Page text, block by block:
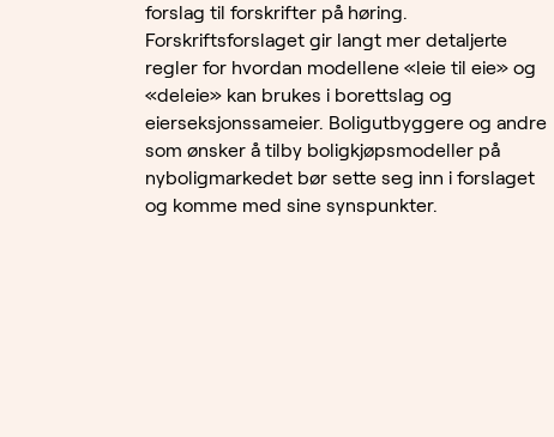
forslag til forskrifter på høring.
Forskriftsforslaget gir langt mer detaljerte
regler for hvordan modellene «leie til eie» og
«deleie» kan brukes i borettslag og
eierseksjonssameier. Boligutbyggere og andre
som ønsker å tilby boligkjøpsmodeller på
nyboligmarkedet bør sette seg inn i forslaget
og komme med sine synspunkter.